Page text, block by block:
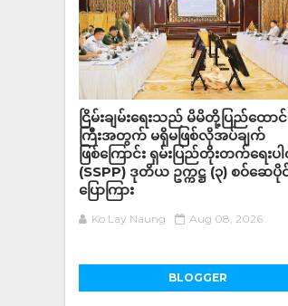
ငြိမ်းချမ်းရေးသည် မိမိတို့ပြည်ထော
ကြီးအတွက် မရှိမဖြစ်လိုအပ်ချက်
ဖြစ်ကြောင်း ရှမ်းပြည်တိုးတက်ရေးပ
(SSPP) ဒုတိယ ဥက္ကဋ္ဌ (၃) စဝ်ဆေပို
ပြောကြား
Ko Lay Naung Aug 08, 2026
BLOGGER